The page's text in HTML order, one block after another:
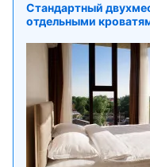
Стандартный
отдельными